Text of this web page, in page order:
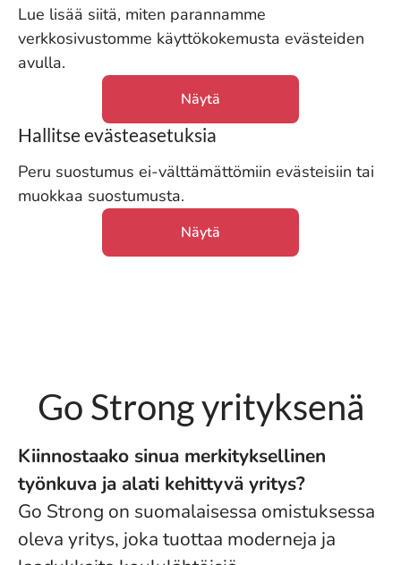
Lue lisää siitä, miten parannamme
verkkosivustomme käyttökokemusta evästeiden
avulla.
Näytä
Hallitse evästeasetuksia
Peru suostumus ei-välttämättömiin evästeisiin tai
muokkaa suostumusta.
Näytä
Go Strong yrityksenä
Kiinnostaako sinua merkityksellinen
työnkuva ja alati kehittyvä yritys?
Go Strong on suomalaisessa omistuksessa
oleva yritys, joka tuottaa moderneja ja